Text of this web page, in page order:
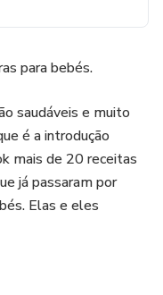
para bebés.
saudáveis e muito
é a introdução
mais de 20 receitas
já passaram por
Elas e eles